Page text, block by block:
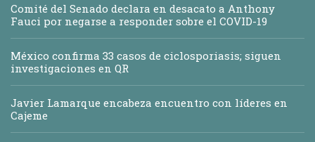
Comité del Senado declara en desacato a Anthony
Fauci por negarse a responder sobre el COVID-19
México confirma 33 casos de ciclosporiasis; siguen
investigaciones en QR
Javier Lamarque encabeza encuentro con líderes en
Cajeme